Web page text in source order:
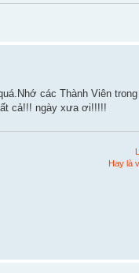
các Thành Viên
cả!!! ngày xưa ơi!!!!!
Hay là